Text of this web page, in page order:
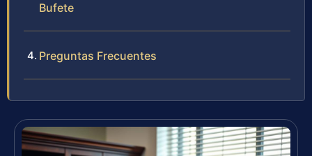
Bufete
Preguntas Frecuentes